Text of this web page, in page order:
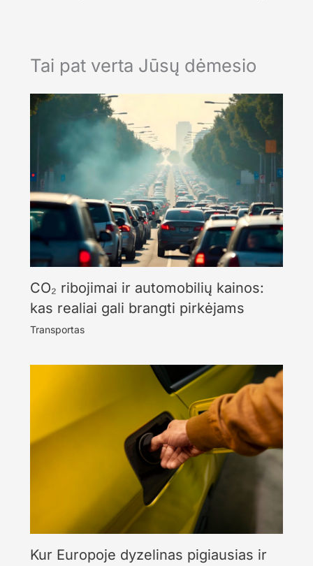
Tai pat verta Jūsų dėmesio
CO₂ ribojimai ir automobilių kainos:
kas realiai gali brangti pirkėjams
Transportas
Kur Europoje dyzelinas pigiausias ir